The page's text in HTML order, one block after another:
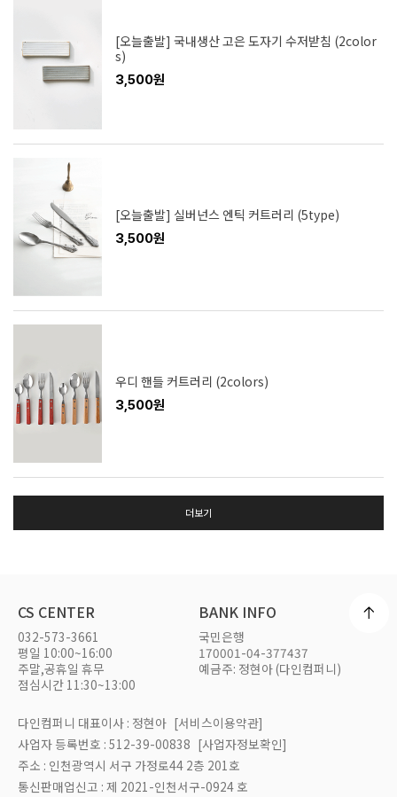
[오늘출발] 국내생산 고은 도자기 수저받침 (2color
s)
3,500원
[오늘출발] 실버넌스 엔틱 커트러리 (5type)
3,500원
우디 핸들 커트러리 (2colors)
3,500원
더보기
CS CENTER
032-573-3661
평일 10:00~16:00
주말,공휴일 휴무
점심시간 11:30~13:00
BANK INFO
국민은행
170001-04-377437
예금주: 정현아 (다인컴퍼니)
다인컴퍼니 대표이사 : 정현아 [서비스이용약관]
사업자 등록번호 : 512-39-00838 [사업자정보확인]
주소 : 인천광역시 서구 가정로44 2층 201호
통신판매업신고 : 제 2021-인천서구-0924 호